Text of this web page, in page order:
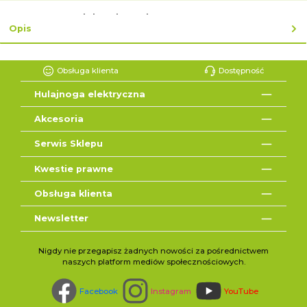
lub zakup ekspresowy z ↓
Opis
Obsługa klienta Dostępność
Hulajnoga elektryczna
Akcesoria
Serwis Sklepu
Kwestie prawne
Obsługa klienta
Newsletter
Nigdy nie przegapisz żadnych nowości za pośrednictwem
naszych platform mediów społecznościowych.
Facebook Instagram YouTube